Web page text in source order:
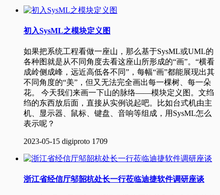
初入SysML之模块定义图
如果把系统工程看做一座山，那么基于SysML或UML的
各种图就是从不同角度去看这座山所形成的“画”。“横看
成岭侧成峰，远近高低各不同”，每幅“画”都能展现出其
不同角度的“美”，但又无法完全画出每一棵树、每一朵
花。 今天我们来画一下山的脉络——模块定义图。文绉
绉的东西放后面，直接从实例说起吧。比如台式机由主
机、显示器、鼠标、键盘、音响等组成，用SysML怎么
表示呢？
2023-05-15 digiproto 1709
浙江省经信厅邬韶杭处长一行莅临迪捷软件调研座谈